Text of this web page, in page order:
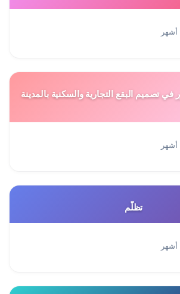
تصميم البقع التجارية والسكنية بالمدينة
تظلّم